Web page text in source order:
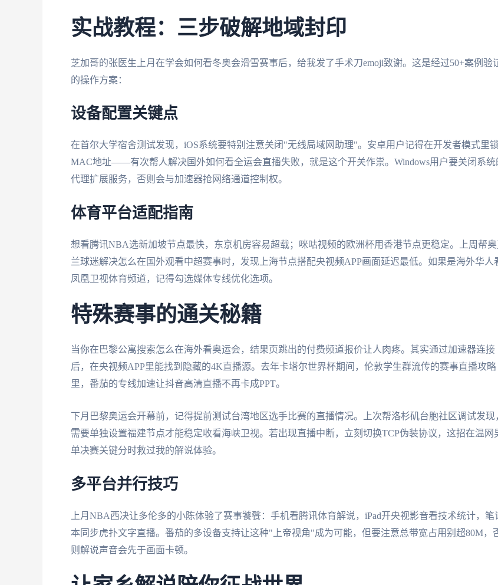
实战教程：三步破解地域封印
芝加哥的张医生上月在学会如何看冬奥会滑雪赛事后，给我发了手术刀emoji致谢。这是经过50+案例验
的操作方案：
设备配置关键点
在首尔大学宿舍测试发现，iOS系统要特别注意关闭"无线局域网助理"。安卓用户记得在开发者模式里
MAC地址——有次帮人解决国外如何看全运会直播失败，就是这个开关作祟。Windows用户要关闭系统
代理扩展服务，否则会与加速器抢网络通道控制权。
体育平台适配指南
想看腾讯NBA选新加坡节点最快，东京机房容易超载；咪咕视频的欧洲杯用香港节点更稳定。上周帮奥
兰球迷解决怎么在国外观看中超赛事时，发现上海节点搭配央视频APP画面延迟最低。如果是海外华人
凤凰卫视体育频道，记得勾选媒体专线优化选项。
特殊赛事的通关秘籍
当你在巴黎公寓搜索怎么在海外看奥运会，结果页跳出的付费频道报价让人肉疼。其实通过加速器连接
后，在央视频APP里能找到隐藏的4K直播源。去年卡塔尔世界杯期间，伦敦学生群流传的赛事直播攻略
里，番茄的专线加速让抖音高清直播不再卡成PPT。
下月巴黎奥运会开幕前，记得提前测试台湾地区选手比赛的直播情况。上次帮洛杉矶台胞社区调试发现
需要单独设置福建节点才能稳定收看海峡卫视。若出现直播中断，立刻切换TCP伪装协议，这招在温网
单决赛关键分时救过我的解说体验。
多平台并行技巧
上月NBA西决让多伦多的小陈体验了赛事饕餮：手机看腾讯体育解说，iPad开央视影音看技术统计，笔
本同步虎扑文字直播。番茄的多设备支持让这种"上帝视角"成为可能，但要注意总带宽占用别超80M，
则解说声音会先于画面卡顿。